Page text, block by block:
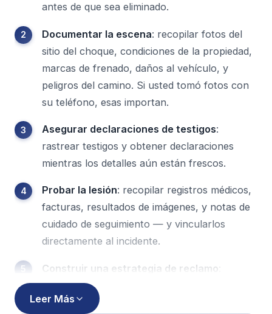
antes de que sea eliminado.
Documentar la escena: recopilar fotos del
sitio del choque, condiciones de la propiedad,
marcas de frenado, daños al vehículo, y
peligros del camino. Si usted tomó fotos con
su teléfono, esas importan.
Asegurar declaraciones de testigos:
rastrear testigos y obtener declaraciones
mientras los detalles aún están frescos.
Probar la lesión: recopilar registros médicos,
facturas, resultados de imágenes, y notas de
cuidado de seguimiento — y vincularlos
directamente al incidente.
Construir una estrategia de reclamo
identificar cada póliza de seguro posible y
parte responsable, especialmente cuando
Leer Más